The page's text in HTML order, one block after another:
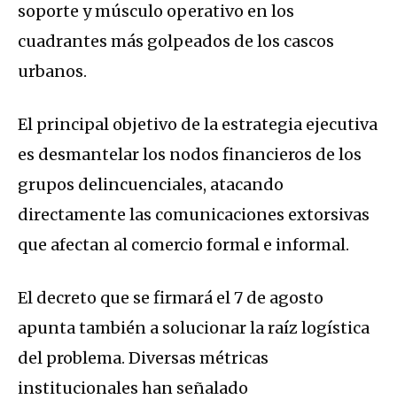
soporte y músculo operativo en los
cuadrantes más golpeados de los cascos
urbanos.
El principal objetivo de la estrategia ejecutiva
es desmantelar los nodos financieros de los
grupos delincuenciales, atacando
directamente las comunicaciones extorsivas
que afectan al comercio formal e informal.
El decreto que se firmará el 7 de agosto
apunta también a solucionar la raíz logística
del problema. Diversas métricas
institucionales han señalado